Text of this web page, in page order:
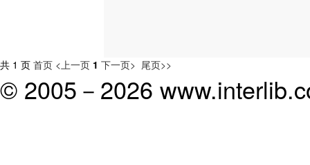
共 1 页 首页 <上一页 1 下一页> 尾页>>
© 2005－ 2026